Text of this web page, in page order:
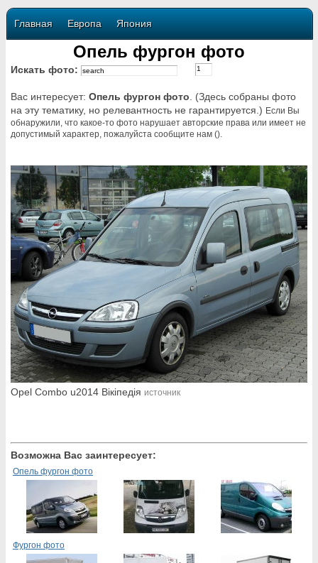
Главная Европа Япония
Опель фургон фото
Искать фото:
Вас интересует: Опель фургон фото . (Здесь собраны фото
на эту тематику, но релевантность не гарантируется.) Если Вы
обнаружили, что какое-то фото нарушает авторские права или имеет не
допустимый характер, пожалуйста сообщите нам ().
Opel Combo u2014 Вікіпедія источник
Возможна Вас заинтересует:
Опель фургон фото
Фургон фото